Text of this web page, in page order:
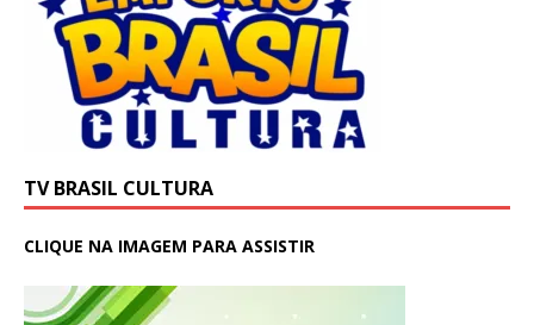
TV BRASIL CULTURA
CLIQUE NA IMAGEM PARA ASSISTIR